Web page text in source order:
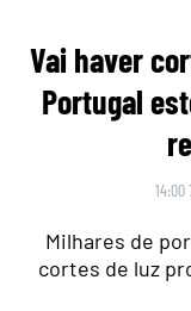
Vai haver
Portugal
14:00
Milhares de
cortes de luz